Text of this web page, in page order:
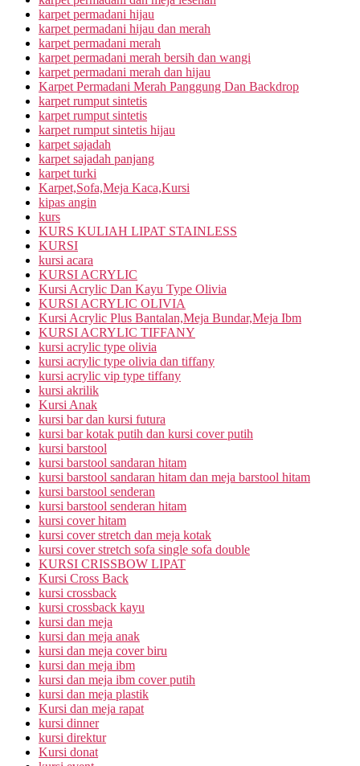
karpet permadani hijau
karpet permadani hijau dan merah
karpet permadani merah
karpet permadani merah bersih dan wangi
karpet permadani merah dan hijau
Karpet Permadani Merah Panggung Dan Backdrop
karpet rumput sintetis
karpet rumput sintetis
karpet rumput sintetis hijau
karpet sajadah
karpet sajadah panjang
karpet turki
Karpet,Sofa,Meja Kaca,Kursi
kipas angin
kurs
KURS KULIAH LIPAT STAINLESS
KURSI
kursi acara
KURSI ACRYLIC
Kursi Acrylic Dan Kayu Type Olivia
KURSI ACRYLIC OLIVIA
Kursi Acrylic Plus Bantalan,Meja Bundar,Meja Ibm
KURSI ACRYLIC TIFFANY
kursi acrylic type olivia
kursi acrylic type olivia dan tiffany
kursi acrylic vip type tiffany
kursi akrilik
Kursi Anak
kursi bar dan kursi futura
kursi bar kotak putih dan kursi cover putih
kursi barstool
kursi barstool sandaran hitam
kursi barstool sandaran hitam dan meja barstool hitam
kursi barstool senderan
kursi barstool senderan hitam
kursi cover hitam
kursi cover stretch dan meja kotak
kursi cover stretch sofa single sofa double
KURSI CRISSBOW LIPAT
Kursi Cross Back
kursi crossback
kursi crossback kayu
kursi dan meja
kursi dan meja anak
kursi dan meja cover biru
kursi dan meja ibm
kursi dan meja ibm cover putih
kursi dan meja plastik
Kursi dan meja rapat
kursi dinner
kursi direktur
Kursi donat